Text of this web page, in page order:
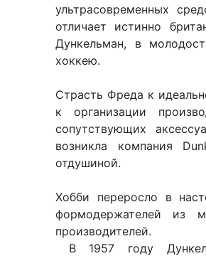
ультрасовременных
отличает истинно
Дункельман, в
хоккею.
Страсть Фреда к
к организации
сопутствующих
возникла компания
отдушиной.
Хобби переросло в
формодержателей из
производителей.
В 1957 году